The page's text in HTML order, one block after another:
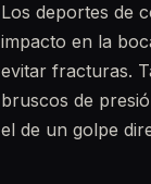
Los deportes de
impacto en la
evitar fracturas.
bruscos de
el de un golpe